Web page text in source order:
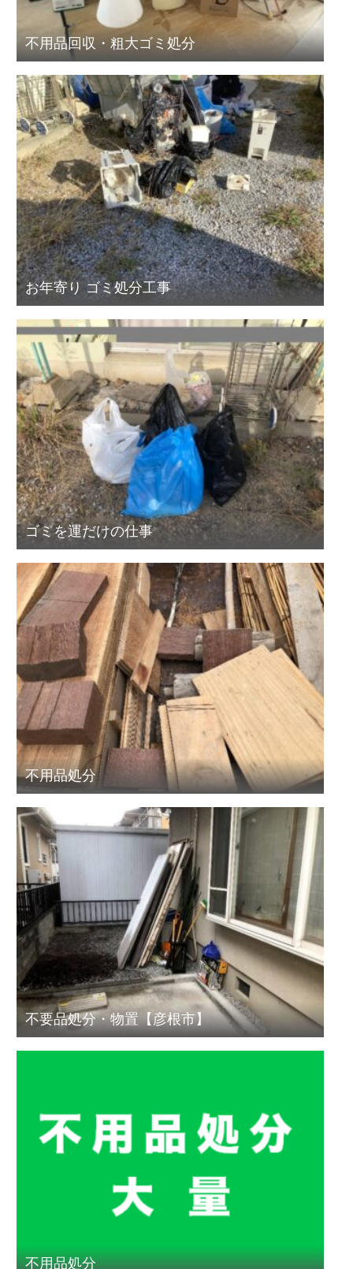
不用品回収・粗大ゴミ処分
お年寄り ゴミ処分工事
ゴミを運だけの仕事
不用品処分
不要品処分・物置【彦根市】
不用品処分